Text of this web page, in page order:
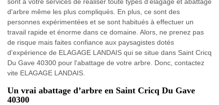
d'arbre même les plus compliqués. En plus, ce sont des
personnes expérimentées et se sont habitués à effectuer un
travail rapide et énorme dans ce domaine. Alors, ne prenez pas
de risque mais faites confiance aux paysagistes dotés
d'expérience de ELAGAGE LANDAIS qui se situe dans Saint Cricq
Du Gave 40300 pour l'abattage de votre arbre. Donc, contactez
vite ELAGAGE LANDAIS.
Un vrai abattage d’arbre en Saint Cricq Du Gave
40300